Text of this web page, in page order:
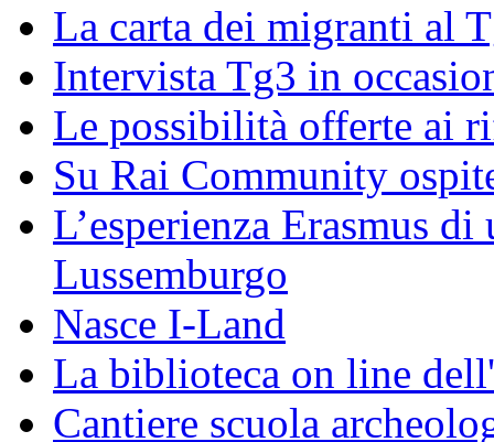
La carta dei migranti al
Intervista Tg3 in
Le possibilità offerte ai
Su Rai Community
L’esperienza Erasmus
Lussemburgo
Nasce I-Land
La biblioteca on line
Cantiere scuola